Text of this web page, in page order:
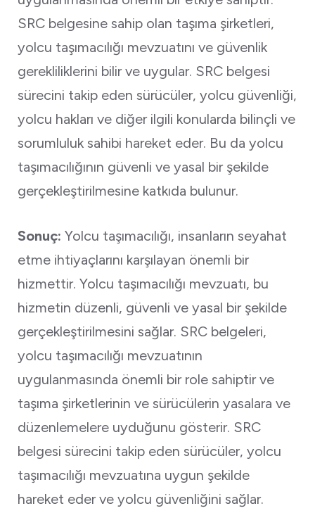
SRC belgesine sahip olan taşıma şirketleri,
yolcu taşımacılığı mevzuatını ve güvenlik
gerekliliklerini bilir ve uygular. SRC belgesi
sürecini takip eden sürücüler, yolcu güvenliği,
yolcu hakları ve diğer ilgili konularda bilinçli ve
sorumluluk sahibi hareket eder. Bu da yolcu
taşımacılığının güvenli ve yasal bir şekilde
gerçekleştirilmesine katkıda bulunur.
Sonuç: Yolcu taşımacılığı, insanların seyahat
etme ihtiyaçlarını karşılayan önemli bir
hizmettir. Yolcu taşımacılığı mevzuatı, bu
hizmetin düzenli, güvenli ve yasal bir şekilde
gerçekleştirilmesini sağlar. SRC belgeleri,
yolcu taşımacılığı mevzuatının
uygulanmasında önemli bir role sahiptir ve
taşıma şirketlerinin ve sürücülerin yasalara ve
düzenlemelere uyduğunu gösterir. SRC
belgesi sürecini takip eden sürücüler, yolcu
taşımacılığı mevzuatına uygun şekilde
hareket eder ve yolcu güvenliğini sağlar.